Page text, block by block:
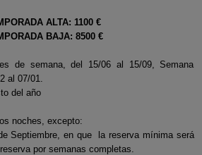
ALTA: 1100 €
BAJA: 8500 €
de semana, del 15/06 al 15/09, Semana
al 07/01.
del año
noches, excepto:
Septiembre, en que la reserva mínima será
por semanas completas.